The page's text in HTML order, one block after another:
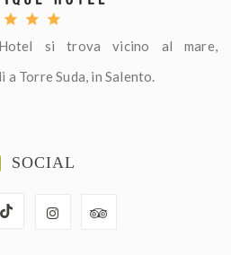
si trova vicino al mare,
Torre Suda, in Salento.
SOCIAL